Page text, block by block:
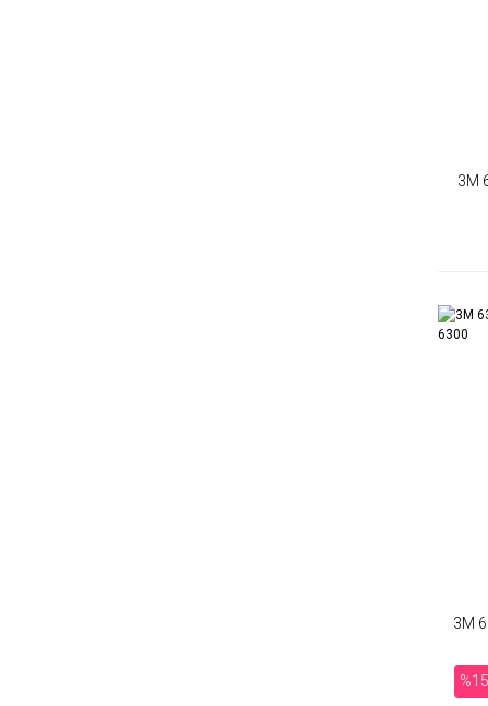
3M
3M